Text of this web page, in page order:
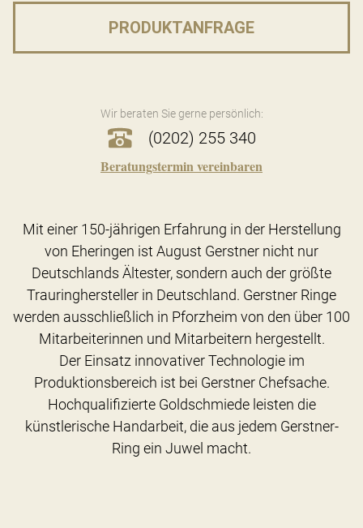
PRODUKTANFRAGE
Wir beraten Sie gerne persönlich:
(0202) 255 340
Beratungstermin vereinbaren
Mit einer 150-jährigen Erfahrung in der Herstellung
von Eheringen ist August Gerstner nicht nur
Deutschlands Ältester, sondern auch der größte
Trauringhersteller in Deutschland. Gerstner Ringe
werden ausschließlich in Pforzheim von den über 100
Mitarbeiterinnen und Mitarbeitern hergestellt.
Der Einsatz innovativer Technologie im
Produktionsbereich ist bei Gerstner Chefsache.
Hochqualifizierte Goldschmiede leisten die
künstlerische Handarbeit, die aus jedem Gerstner-
Ring ein Juwel macht.